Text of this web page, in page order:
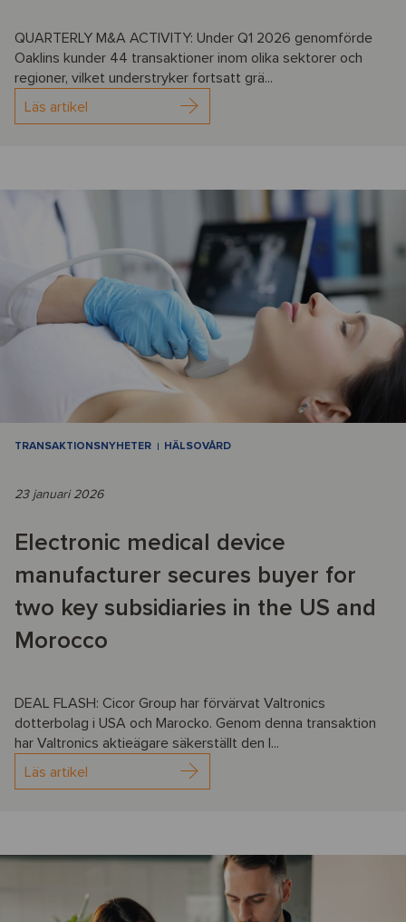
QUARTERLY M&A ACTIVITY: Under Q1 2026 genomförde
Oaklins kunder 44 transaktioner inom olika sektorer och
regioner, vilket understryker fortsatt grä...
Läs artikel
TRANSAKTIONSNYHETER HÄLSOVÅRD
23 januari 2026
Electronic medical device
manufacturer secures buyer for
two key subsidiaries in the US and
Morocco
DEAL FLASH: Cicor Group har förvärvat Valtronics
dotterbolag i USA och Marocko. Genom denna transaktion
har Valtronics aktieägare säkerställt den l...
Läs artikel